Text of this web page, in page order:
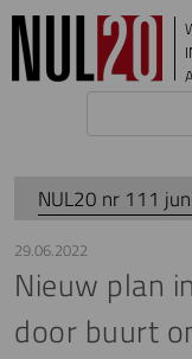
Overslaan en naar de
NUL20 nr 111
29.06.2022
Nieuw plan
door buurt